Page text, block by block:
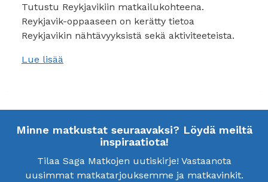
Tutustu Reykjavikiin matkailukohteena.
Reykjavik-oppaaseen on kerätty tietoa
Reykjavikin nähtävyyksistä sekä aktiviteeteista.
Lue lisää
Minne matkustat seuraavaksi? Löydä meiltä
inspiraatiota!
Tilaa Saga Matkojen uutiskirje! Vastaanota
uusimmat matkatarjouksemme ja matkavinkit.